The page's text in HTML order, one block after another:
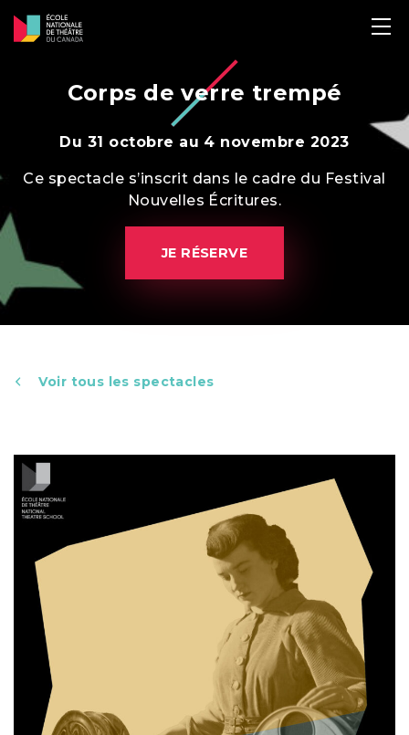
Corps de verre trempé
Du 31 octobre au 4 novembre 2023
Ce spectacle s’inscrit dans le cadre du Festival
Nouvelles Écritures.
JE RÉSERVE
Voir tous les spectacles